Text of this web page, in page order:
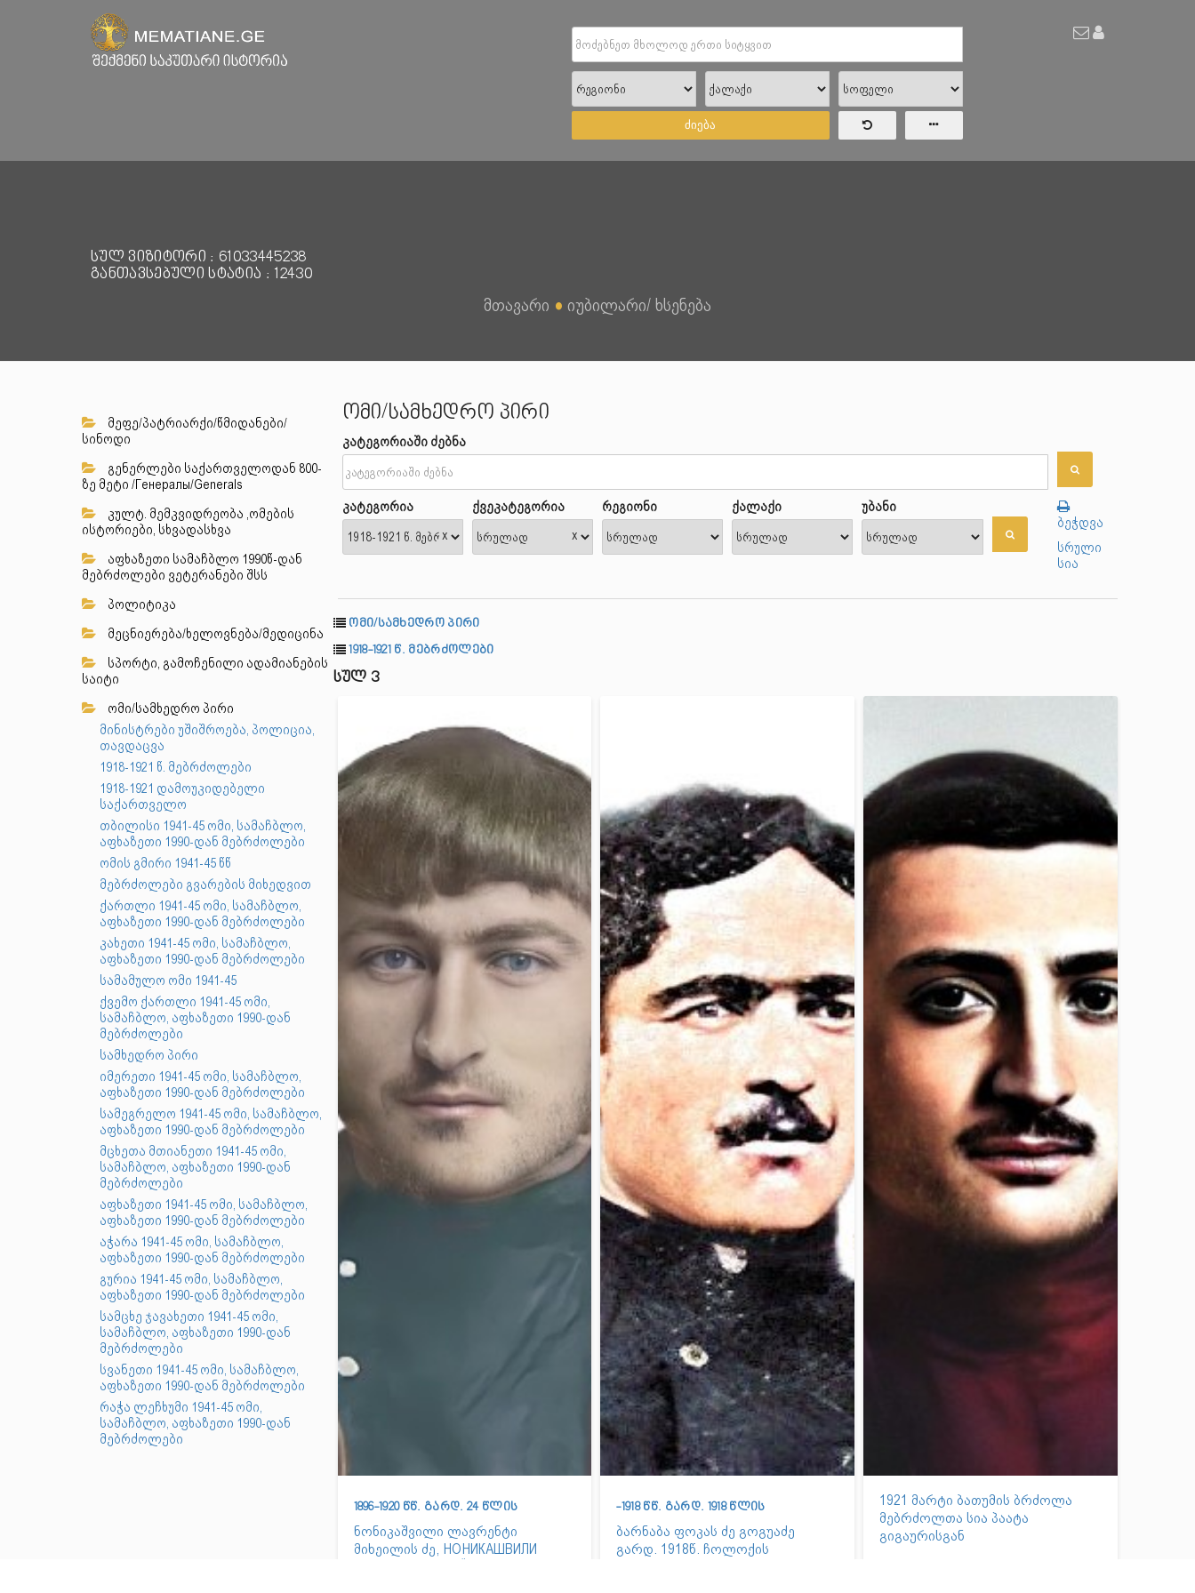
ძიება
სულ ვიზიტორი : 61033445238
განთავსებული სტატია : 12430
მთავარი ● იუბილარი/ ხსენება
მეფე/პატრიარქი/წმიდანები/
სინოდი
გენერლები საქართველოდან 800-
ზე მეტი /Генералы/Generals
კულტ. მემკვიდრეობა ,ომების
ისტორიები, სხვადასხვა
აფხაზეთი სამაჩბლო 1990წ-დან
მებრძოლები ვეტერანები შსს
პოლიტიკა
მეცნიერება/ხელოვნება/მედიცინა
სპორტი, გამოჩენილი ადამიანების
საიტი
ომი/სამხედრო პირი
მინისტრები უშიშროება, პოლიცია,
თავდაცვა
1918-1921 წ. მებრძოლები
1918-1921 დამოუკიდებელი
საქართველო
თბილისი 1941-45 ომი, სამაჩბლო,
აფხაზეთი 1990-დან მებრძოლები
ომის გმირი 1941-45 წწ
მებრძოლები გვარების მიხედვით
ქართლი 1941-45 ომი, სამაჩბლო,
აფხაზეთი 1990-დან მებრძოლები
კახეთი 1941-45 ომი, სამაჩბლო,
აფხაზეთი 1990-დან მებრძოლები
სამამულო ომი 1941-45
ქვემო ქართლი 1941-45 ომი,
სამაჩბლო, აფხაზეთი 1990-დან
მებრძოლები
სამხედრო პირი
იმერეთი 1941-45 ომი, სამაჩბლო,
აფხაზეთი 1990-დან მებრძოლები
სამეგრელო 1941-45 ომი, სამაჩბლო,
აფხაზეთი 1990-დან მებრძოლები
მცხეთა მთიანეთი 1941-45 ომი,
სამაჩბლო, აფხაზეთი 1990-დან
მებრძოლები
აფხაზეთი 1941-45 ომი, სამაჩბლო,
აფხაზეთი 1990-დან მებრძოლები
აჭარა 1941-45 ომი, სამაჩბლო,
აფხაზეთი 1990-დან მებრძოლები
გურია 1941-45 ომი, სამაჩბლო,
აფხაზეთი 1990-დან მებრძოლები
სამცხე ჯავახეთი 1941-45 ომი,
სამაჩბლო, აფხაზეთი 1990-დან
მებრძოლები
სვანეთი 1941-45 ომი, სამაჩბლო,
აფხაზეთი 1990-დან მებრძოლები
რაჭა ლეჩხუმი 1941-45 ომი,
სამაჩბლო, აფხაზეთი 1990-დან
მებრძოლები
ომი/სამხედრო პირი
კატეგორიაში ძებნა
კატეგორია
x
ქვეკატეგორია
x
რეგიონი ქალაქი
უბანი
ბეჭდვა
სრული
სია
ომი/სამხედრო პირი
1918-1921 წ. მებრძოლები
სულ 3
1896-1920 წწ. გარდ. 24 წლის
ნონიკაშვილი ლავრენტი
მიხეილის ძე, НОНИКАШВИЛИ
-1918 წწ. გარდ. 1918 წლის
ბარნაბა ფოკას ძე გოგუაძე
გარდ. 1918წ. ჩოლოქის
1921 მარტი ბათუმის ბრძოლა
მებრძოლთა სია პაატა
გიგაურისგან